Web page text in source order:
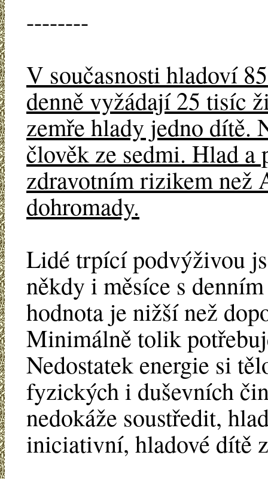
--------
V současnosti hladoví
denně vyžádají 25 tisíc
zemře hlady jedno dítě.
člověk ze sedmi. Hlad
zdravotním rizikem než
dohromady.
Lidé trpící podvýživou
někdy i měsíce s
hodnota je nižší než
Minimálně tolik
Nedostatek energie si
fyzických i duševních
nedokáže soustředit,
iniciativní, hladové dítě